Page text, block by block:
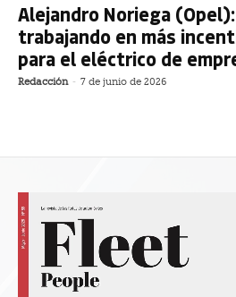
Alejandro Noriega
trabajando en más
para el eléctrico de
Redacción - 7 de junio de 2026